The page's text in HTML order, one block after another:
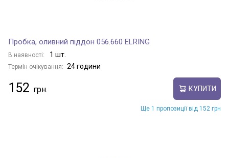
Пробка, оливний піддон 056.660 ELRING
В наявності: 1 шт.
Термін очікування: 24 години
152 КУПИТИ
Ще 1 пропозиції від 152 грн